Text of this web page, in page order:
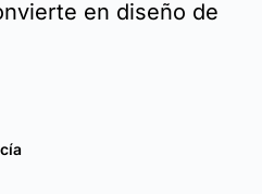
en diseño de